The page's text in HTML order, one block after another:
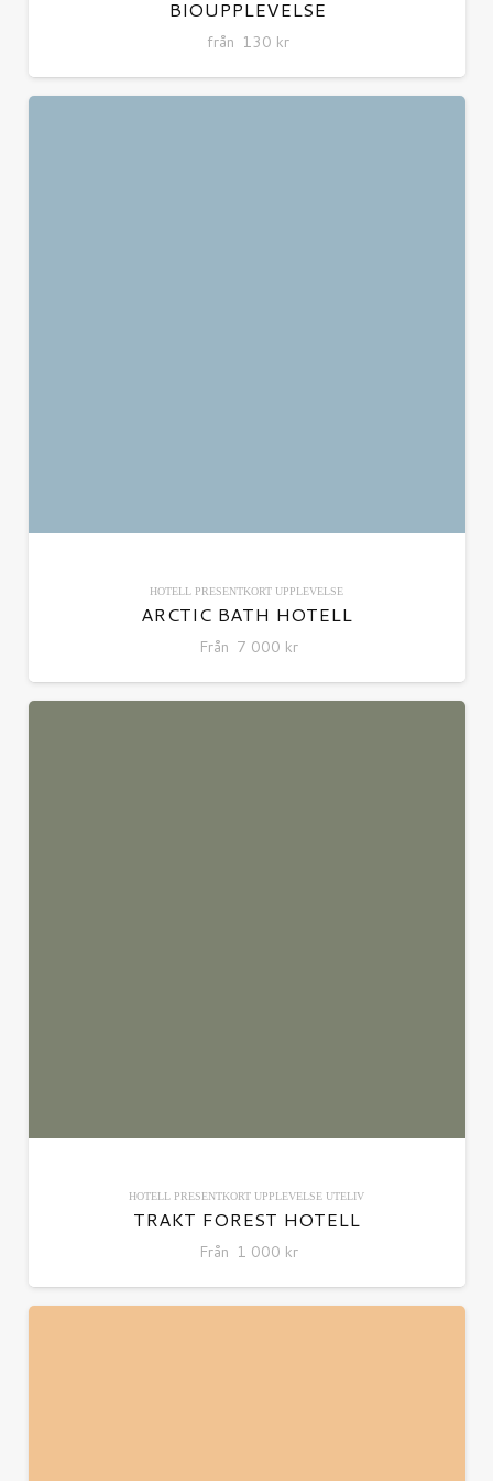
BIOUPPLEVELSE
från 130 kr
HOTELL PRESENTKORT UPPLEVELSE
ARCTIC BATH HOTELL
Från 7 000 kr
HOTELL PRESENTKORT UPPLEVELSE UTELIV
TRAKT FOREST HOTELL
Från 1 000 kr